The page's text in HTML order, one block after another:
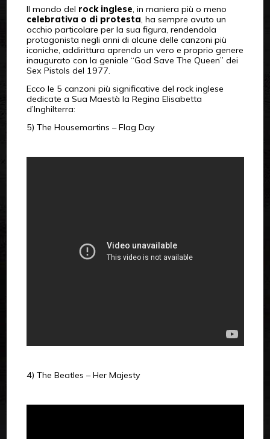
Il mondo del rock inglese, in maniera più o meno
celebrativa o di protesta, ha sempre avuto un
occhio particolare per la sua figura, rendendola
protagonista negli anni di alcune delle canzoni più
iconiche, addirittura aprendo un vero e proprio genere
inaugurato con la geniale “God Save The Queen” dei
Sex Pistols del 1977.
Ecco le 5 canzoni più significative del rock inglese
dedicate a Sua Maestà la Regina Elisabetta
d’Inghilterra:
5) The Housemartins – Flag Day
4) The Beatles – Her Majesty